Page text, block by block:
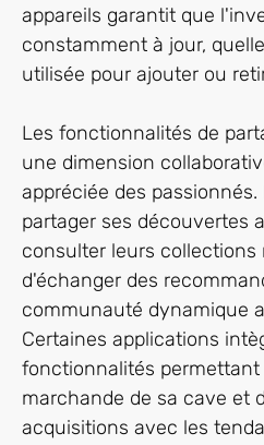
appareils garantit que
constamment à jour,
utilisée pour ajouter ou
Les fonctionnalités de
une dimension
appréciée des
partager ses découvertes
consulter leurs collections
d'échanger des
communauté dynamique
Certaines applications
fonctionnalités permettant
marchande de sa cave et
acquisitions avec les